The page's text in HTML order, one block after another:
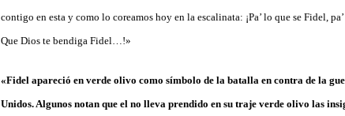
contigo en esta y como lo coreamos hoy en la escalinata: ¡Pa’ lo que se Fidel,
Que Dios te bendiga Fidel…!»
«Fidel apareció en verde olivo como símbolo de la batalla en contra de la
Unidos. Algunos notan que el no lleva prendido en su traje verde olivo las